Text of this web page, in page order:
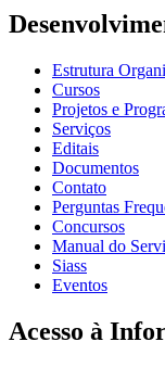
Estrutura
Cursos
Projetos e
Serviços
Editais
Documentos
Contato
Perguntas
Concursos
Manual do
Siass
Eventos
Acesso à